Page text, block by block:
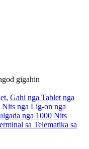
gigahin
, Gahi nga Tablet nga
Nits nga Lig-on nga
nga 1000 Nits
sa Telematika sa